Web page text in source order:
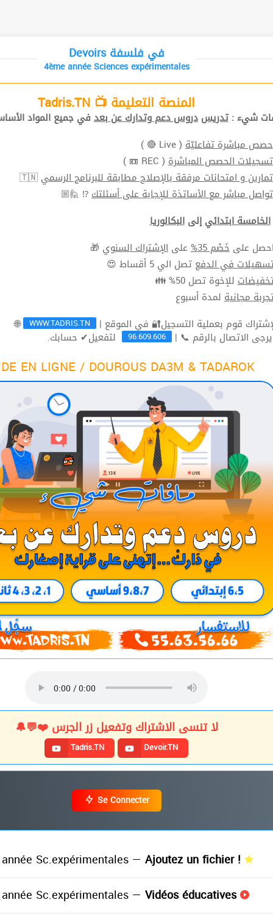
Devoirs في فلسفة
4ème année Sciences expérimentales
المنصة التعليمة 📺 Tadris.TN
شيء :تدريس دروس دعم وتدارك عن بعدفي جميع المواد
حصص مباشرة تفاعليّة( Live 🔴 )
تسجيلات الحصص المباشرة( REC 📼 )
تمارين و امتحانات مرفقة بالإصلاح مطابقة للبرنامج الرسمي 🇹🇳
تواصل مباشر مع الأساتذة للإجابة على أسئلتك⁉ 🙋🏼
الخامسة ابتدائيإلىالبكالوريا
علىخَصْم 35% علىالإشتراك السنوي 🎁
في الدفعتصل الي 5 أقساط 😍
للإخوة تصل 50% 👪
مجانيةلمدة أسبوع
WWW.TADRIS.TN
🌐
الاتصال بالرقم 📞 | 96.609.606 لتفعيل✔ حسابك.
EN LIGNE / DOUROUS DA3M & TADAROK
لا تنسى الاشتراك وتفعيل زر الجرس ❤️💬🔔
Tadris.TN Devoir.TN
Se Connecter
Sc.expérimentales — Ajoutez un fichier !
Sc.expérimentales — Vidéos éducatives